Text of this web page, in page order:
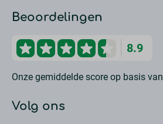
Beoordelingen
8.9
Onze gemiddelde score op basis van
Volg ons